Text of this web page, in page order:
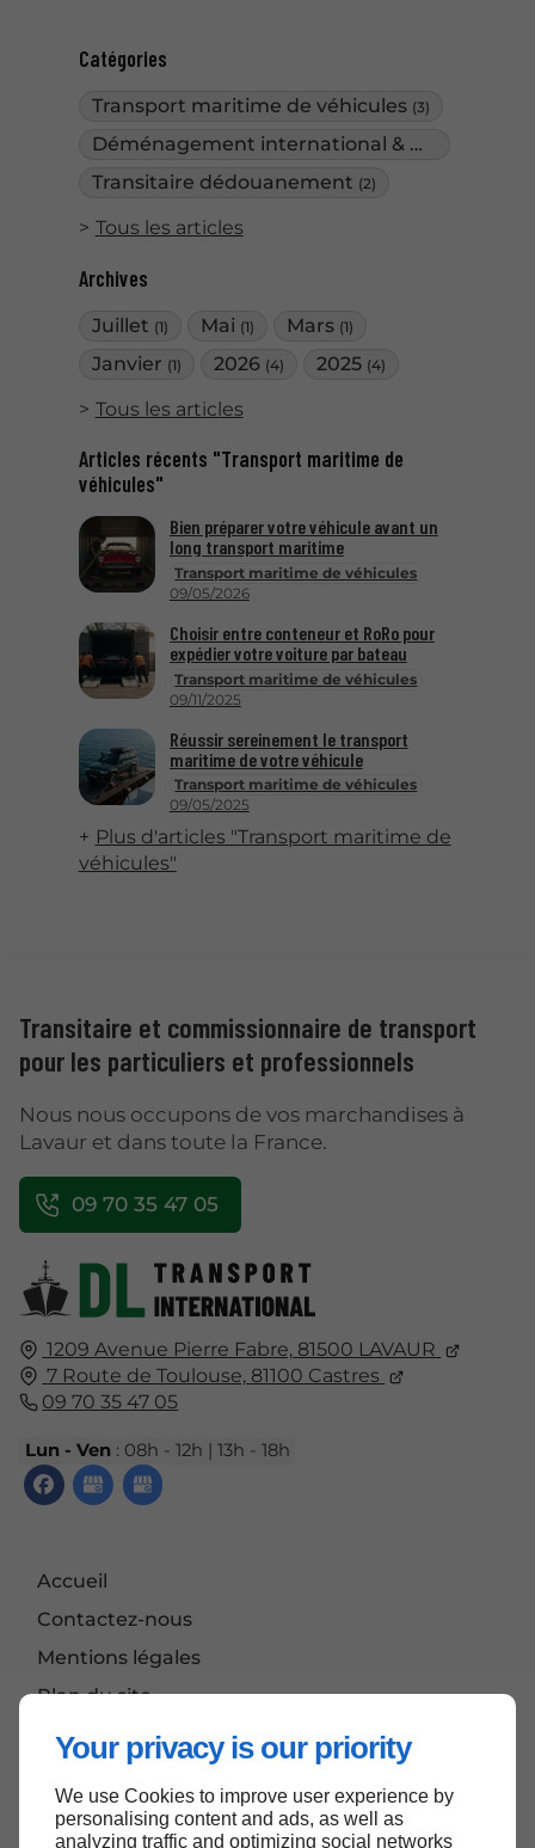
Your privacy is our priority
We use Cookies to improve user experience by
personalising content and ads, as well as
analyzing traffic and optimizing social networks
Catégories
Transport maritime de véhicules (3)
Déménagement international & DOM-TOM
Transitaire dédouanement (2)
Tous les articles
Archives
Juillet (1) Mai (1) Mars (1)
Janvier (1) 2026 (4) 2025 (4)
Tous les articles
Articles récents "Transport maritime de
véhicules"
Transport maritime de véhicules
09/05/2026
Bien préparer votre véhicule avant un
long transport maritime
Transport maritime de véhicules
09/11/2025
Choisir entre conteneur et RoRo pour
expédier votre voiture par bateau
Transport maritime de véhicules
09/05/2025
Réussir sereinement le transport
maritime de votre véhicule
Plus d'articles "Transport maritime de
véhicules"
1209 Avenue Pierre Fabre, 81500 LAVAUR
7 Route de Toulouse, 81100 Castres
09 70 35 47 05
Lun - Ven : 08h - 12h | 13h - 18h
Accueil
Contactez-nous
Mentions légales
Plan du site
Transitaire et commissionnaire de transport
pour les particuliers et professionnels
Nous nous occupons de vos marchandises à
Lavaur et dans toute la France.
09 70 35 47 05
Haut de page